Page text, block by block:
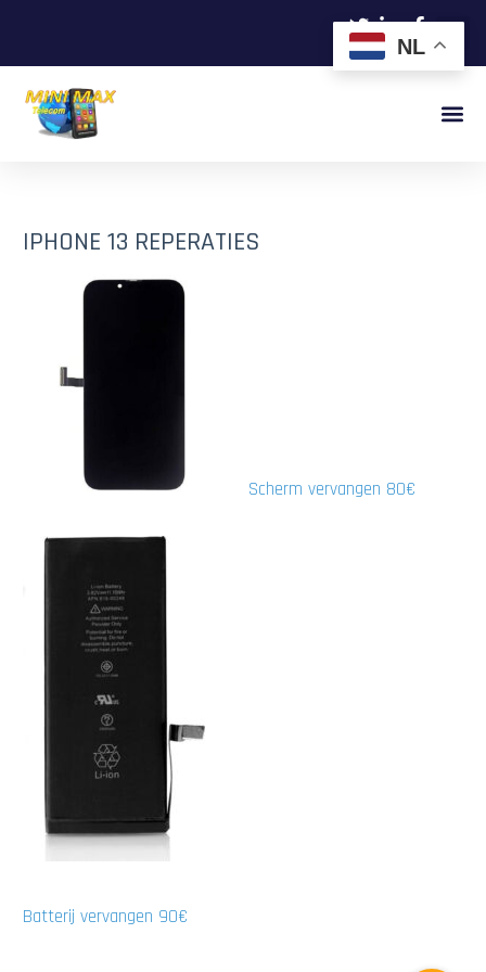
IPHONE 13 REPERATIES
Scherm vervangen 80€
Batterij vervangen 90€
NL